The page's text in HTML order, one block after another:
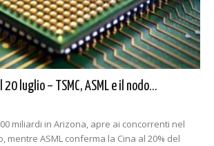
luglio – TSMC, ASML e il nodo...
miliardi in Arizona, apre ai concorrenti nel
mentre ASML conferma la Cina al 20% del